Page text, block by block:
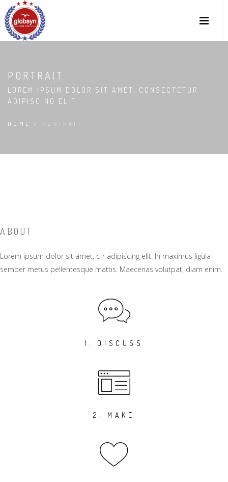
PORTRAIT
LOREM IPSUM DOLOR SIT AMET, CONSECTETUR
ADIPISCING ELIT
HOME / PORTRAIT
ABOUT
Lorem ipsum dolor sit amet, c-r adipiscing elit. In maximus ligula
semper metus pellentesque mattis. Maecenas volutpat, diam enim.
1. DISCUSS
2. MAKE